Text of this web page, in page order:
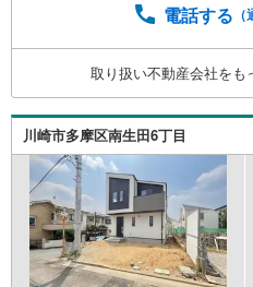
客様からのお言葉に感謝
らまずは、お気軽に東宝
か？何も決まっていなく
聞かせ下さい！未来の「
カレンダー」もご来店時
もお客様のお問合せをお
電話する
取り扱い不動産会社をも
川崎市多摩区南生田6丁目